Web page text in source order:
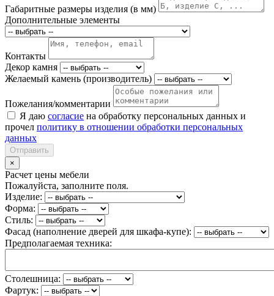
Габаритные размеры изделия (в мм)
Дополнительные элементы
Контакты
Декор камня
Желаемый камень (производитель)
Пожелания/комментарии
Я даю согласие на обработку персональных данных и
прочел политику в отношении обработки персональных
данных
Отправить
×
Расчет цены мебели
Пожалуйста, заполните поля.
Изделие:
Форма:
Стиль:
Фасад (наполнение дверей для шкафа-купе):
Предполагаемая техника:
Столешница:
Фартук: